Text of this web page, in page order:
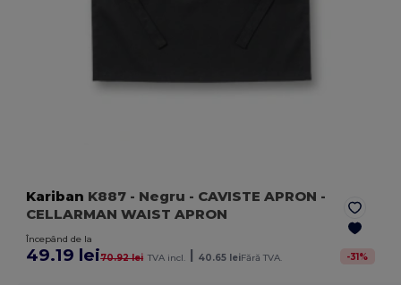
Kariban K887 - Negru - CAVISTE APRON -
CELLARMAN WAIST APRON
Începând de la
49.19 lei70.92 lei TVA incl. | 40.65 leiFără TVA. -31%